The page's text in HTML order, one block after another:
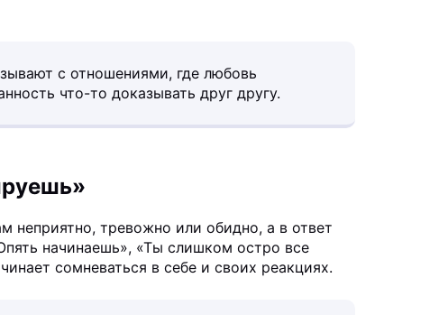
с отношениями, где любовь
что-то доказывать друг другу.
неприятно, тревожно или обидно, а в ответ
начинаешь», «Ты слишком остро все
сомневаться в себе и своих реакциях.